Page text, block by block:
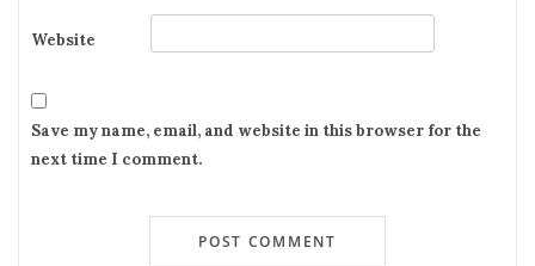
Website
Save my name, email, and website in this browser for the
next time I comment.